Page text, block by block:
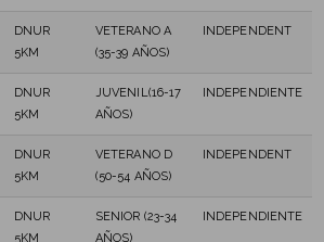
DNUR
5KM
VETERANO A
(35-39 AÑOS)
INDEPENDENT
DNUR
5KM
JUVENIL(16-17
AÑOS)
INDEPENDIENTE
DNUR
5KM
VETERANO D
(50-54 AÑOS)
INDEPENDENT
DNUR
5KM
SENIOR (23-34
AÑOS)
INDEPENDIENTE